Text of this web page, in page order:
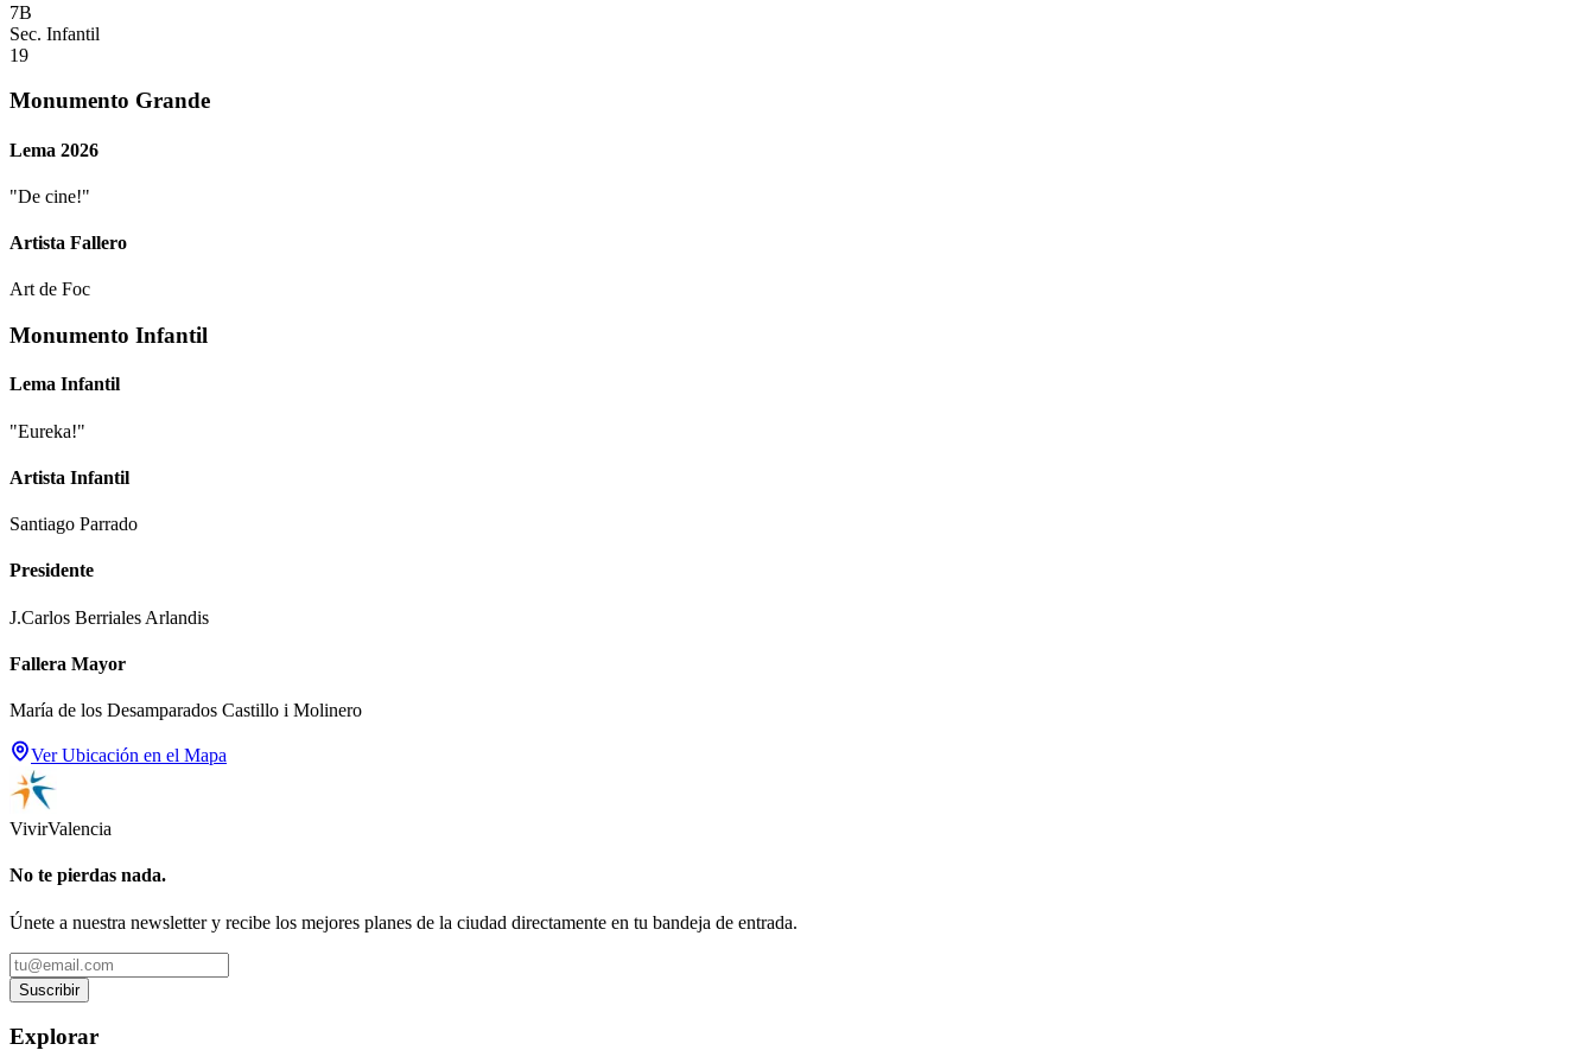
7B
Sec. Infantil
19
Monumento Grande
Lema 2026
"De cine!"
Artista Fallero
Art de Foc
Monumento Infantil
Lema Infantil
"Eureka!"
Artista Infantil
Santiago Parrado
Presidente
J.Carlos Berriales Arlandis
Fallera Mayor
María de los Desamparados Castillo i Molinero
Ver Ubicación en el Mapa
VivirValencia
No te pierdas nada.
Únete a nuestra newsletter y recibe los mejores planes de la ciudad directamente en tu bandeja de entrada.
Suscribir
Explorar